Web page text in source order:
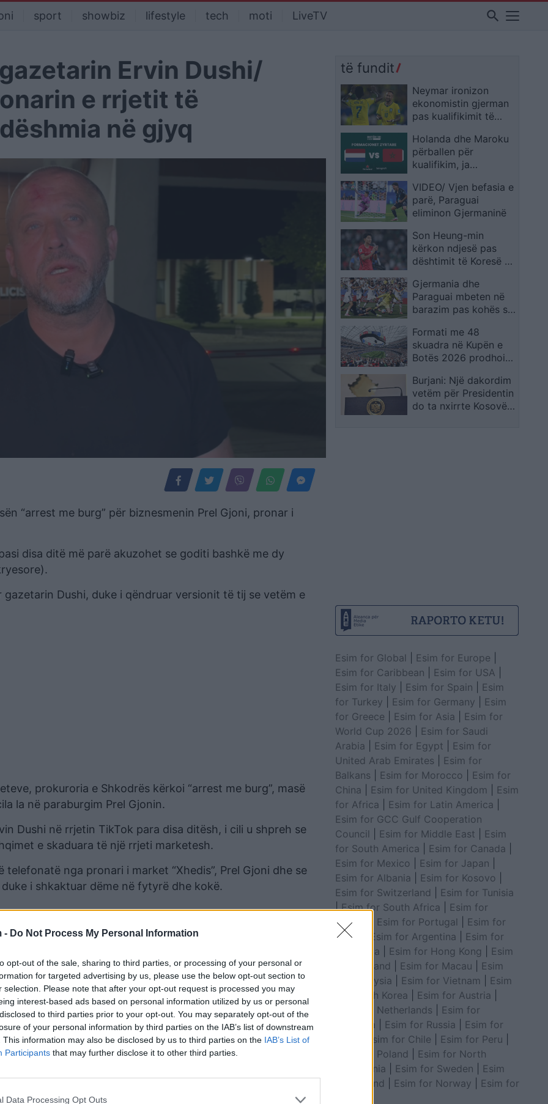
- Do Not Process My Personal Information
opt-out of the sale, sharing to third parties, or processing of your personal or
for targeted advertising by us, please use the below opt-out section to
selection. Please note that after your opt-out request is processed you may
interest-based ads based on personal information utilized by us or personal
to third parties prior to your opt-out. You may separately opt-out of the
of your personal information by third parties on the IAB’s list of downstream
This information may also be disclosed by us to third parties on the IAB’s List of
Participants that may further disclose it to other third parties.
Data Processing Opt Outs
sport showbiz lifestyle tech moti LiveTV search
Ervin Dushi/
e rrjetit të
në gjyq
“arrest me burg” për biznesmenin Prel Gjoni, pronar i
disa ditë më parë akuzohet se goditi bashkë me dy
Dushi, duke i qëndruar versionit të tij se vetëm e
prokuroria e Shkodrës kërkoi “arrest me burg”, masë
la në paraburgim Prel Gjonin.
Dushi në rrjetin TikTok para disa ditësh, i cili u shpreh se
e skaduara të një rrjeti marketesh.
nga pronari i market “Xhedis”, Prel Gjoni dhe se
i shkaktuar dëme në fytyrë dhe kokë.
bërë arrestimin e tij, ndërsa gjykata sot e la me masën
të fundit
Neymar ironizon
ekonomistin gjerman
pas kualifikimit të
në Botërorin e
ardhshëm
Holanda dhe Maroku
përballen për
kualifikim, ja
VIDEO/ Vjen befasia e
parë, Paraguai
eliminon Gjermaninë
Son Heung-min
kërkon ndjesë pas
dështimit të Koresë së
shpreh dhimbjen që
ndiejmë
Gjermania dhe
Paraguai mbeten në
barazim pas kohës së
vendoset në
vazhdime
Formati me 48
skuadra në Kupën e
Botës 2026 prodhoi
por favoritët mbetën
thuajse të paprekur
Burjani: Një dakordim
vetëm për Presidentin
do ta nxirrte Kosovën
Esim for Global Esim for Europe
Esim for Caribbean
Esim for USA
Esim for Italy
Esim for Spain
Esim
for Turkey
Esim for Germany
Esim
for Greece
Esim for Asia
Esim for
World Cup 2026
Esim for Saudi
Arabia
Esim for Egypt
Esim for
United Arab Emirates
Esim for
Balkans
Esim for Morocco
Esim for
China
Esim for United Kingdom
Esim
for Africa
Esim for Latin America
Esim for GCC Gulf Cooperation
Council
Esim for Middle East
Esim
for South America
Esim for Canada
Esim for Mexico
Esim for Japan
Esim for Albania
Esim for Kosovo
Esim for Switzerland
Esim for Tunisia
|Esim for South Africa
Esim for
Algeria
Esim for Portugal
Esim for
Brazil
Esim for Argentina
Esim for
Colombia
Esim for Hong Kong
Esim
for Thailand
Esim for Macau
Esim
for Malaysia
Esim for Vietnam
Esim
for South Korea
Esim for Austria
Esim for Netherlands
Esim for
Australia
Esim for Russia
Esim for
Esim for Chile Esim for Peru
Esim for Poland
Esim for North
Macedonia
Esim for Sweden
Esim
for Finland
Esim for Norway
Esim for